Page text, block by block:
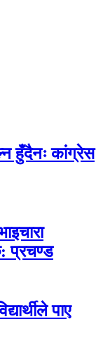
हुँदैनः कांग्रेस
प्रचण्ड
पाए